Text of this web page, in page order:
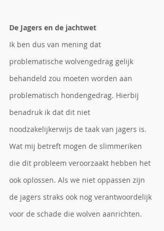
De Jagers en de jachtwet
Ik ben dus van mening dat
problematische wolvengedrag gelijk
behandeld zou moeten worden aan
problematisch hondengedrag. Hierbij
benadruk ik dat dit niet
noodzakelijkerwijs de taak van jagers is.
Wat mij betreft mogen de slimmeriken
die dit probleem veroorzaakt hebben het
ook oplossen. Als we niet oppassen zijn
de jagers straks ook nog verantwoordelijk
voor de schade die wolven aanrichten.